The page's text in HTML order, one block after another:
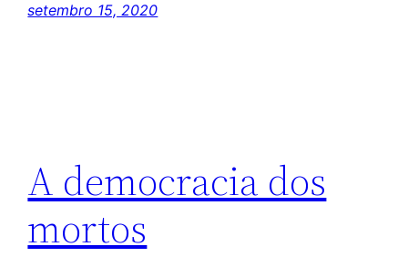
setembro 15, 2020
A democracia dos
mortos